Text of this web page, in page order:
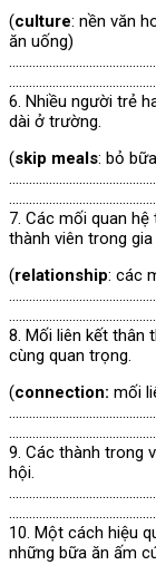
(culture: nền văn
ăn uống)
6. Nhiều người trẻ
dài ở trường.
(skip meals: bỏ
7. Các mối quan
thành viên trong
(relationship: các
8. Mối liên kết thân
cùng quan trọng.
(connection: mối
9. Các thành trong
hội.
10. Một cách hiệu
những bữa ăn ấm